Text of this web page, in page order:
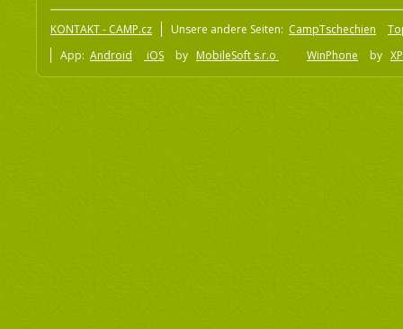
KONTAKT - CAMP.cz Unsere andere Seiten: CampTschechien
App: Android iOS by MobileSoft s.r.o WinPhone by